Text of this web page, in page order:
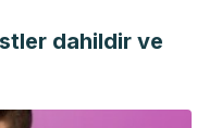
el asma. Rev Cubana
dahildir ve